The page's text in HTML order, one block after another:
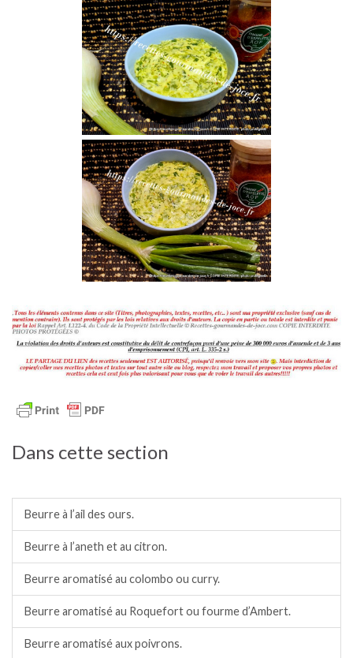
Dans cette section
Beurre à l’ail des ours.
Beurre à l’aneth et au citron.
Beurre aromatisé au colombo ou curry.
Beurre aromatisé au Roquefort ou fourme d’Ambert.
Beurre aromatisé aux poivrons.